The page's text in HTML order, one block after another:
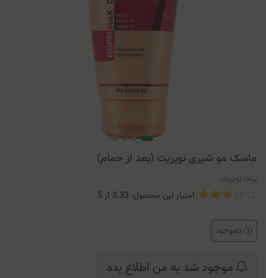
ماسک مو شیری نوپریت (بعد از حمام)
برند: نوپریت
امتیاز این محصول: 3.33 از 5
ناموجود
موجود شد به من اطلاع بده